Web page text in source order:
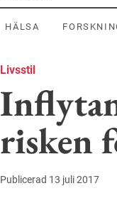
HÄLSA
Livsstil
risken
Publicerad 13 juli 2017